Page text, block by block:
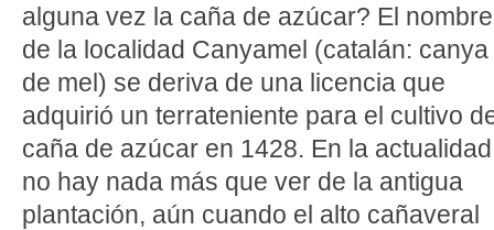
alguna vez la caña de azúcar? El nombre
de la localidad Canyamel (catalán: canya
de mel) se deriva de una licencia que
adquirió un terrateniente para el cultivo
caña de azúcar en 1428. En la actualidad
no hay nada más que ver de la antigua
plantación, aún cuando el alto cañaveral